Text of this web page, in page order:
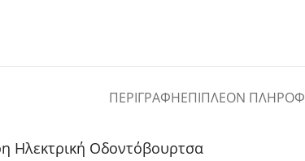
ΠΕΡΙΓΡΑΦΉΕΠΙΠΛΈΟΝ
Ηλεκτρική Οδοντόβουρτσα